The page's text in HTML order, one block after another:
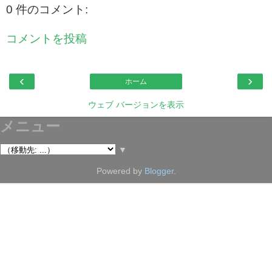
0 件のコメント:
コメントを投稿
‹ ›
ホーム
ウェブ バージョンを表示
メニュー
▼
Powered by Blogger.